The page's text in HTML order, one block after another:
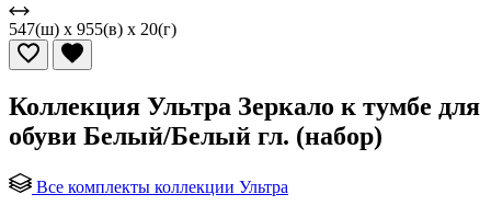
547(ш) x 955(в) x 20(г)
Коллекция Ультра Зеркало к тумбе для
обуви Белый/Белый гл. (набор)
Все комплекты коллекции Ультра